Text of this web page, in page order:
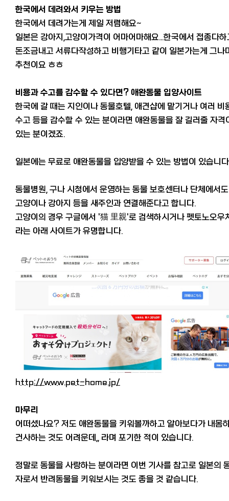
한국에서 데려와서 키우는 방법
한국에서 데려가는게 제일 저렴해요~
일본은 강아지,고양이가격이 어마어마해요...한국에서 접종다하
돈조금내고 서류다작성하고 비행기타고 같이 일본가는게 그나
추천이요 ㅎㅎ
비용과 수고를 감수할 수 있다면? 애완동물 입양사이트
한국에 갈 때는 지인이나 동물호텔, 애견샵에 맡기거나 여러 비
수고 등을 감수할 수 있는 분이라면 애완동물을 잘 길러줄 자격
있는 분이겠죠.
일본에는 무료로 애완동물을 입양받을 수 있는 방법이 있습니
동물병원, 구나 시청에서 운영하는 동물 보호센터나 단체에서
고양이나 강아지 등을 새주인과 연결해준다고 합니다.
고양이의 경우 구글에서 '猫 里親'로 검색하시거나 펫토노오우
라는 아래 사이트가 유명합니다.
http://www.pet-home.jp/
마무리
어떠셨나요? 저도 애완동물을 키워볼까하고 알아보다가 내몸
건사하는 것도 어려운데,, 라며 포기한 적이 있습니다.
정말로 동물을 사랑하는 분이라면 이번 기사를 참고로 일본의
자로서 반려동물을 키워보시는 것도 좋을 것 같습니다.